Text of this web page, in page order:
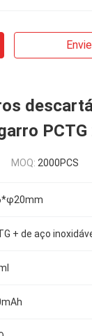
PCTG
MOQ: 2000PCS
+ de aço